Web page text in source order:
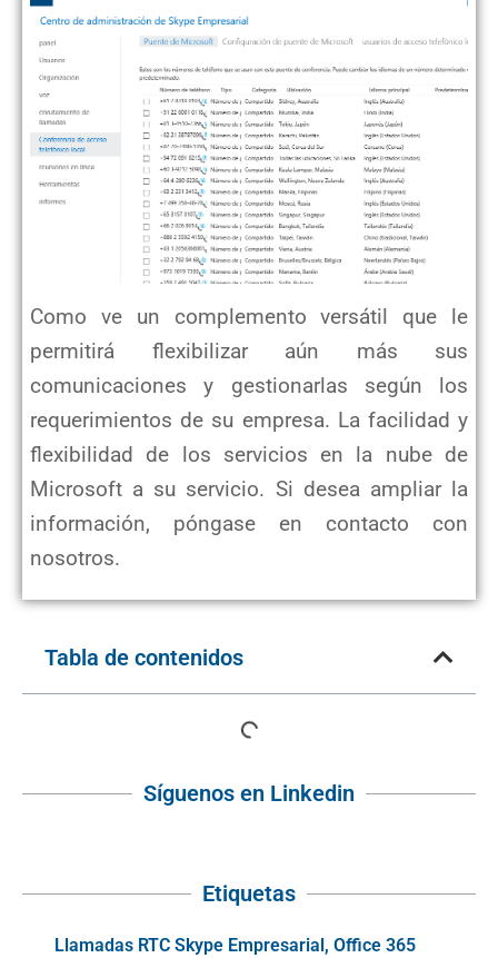
Como ve un complemento versátil que le
permitirá flexibilizar aún más sus
comunicaciones y gestionarlas según los
requerimientos de su empresa. La facilidad y
flexibilidad de los servicios en la nube de
Microsoft a su servicio. Si desea ampliar la
información, póngase en contacto con
nosotros.
Tabla de contenidos
Síguenos en Linkedin
Etiquetas
Llamadas RTC Skype Empresarial , Office 365